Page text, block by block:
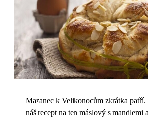
Mazanec k Velikonocům zkrátka patří.
náš recept na ten máslový s mandlemi